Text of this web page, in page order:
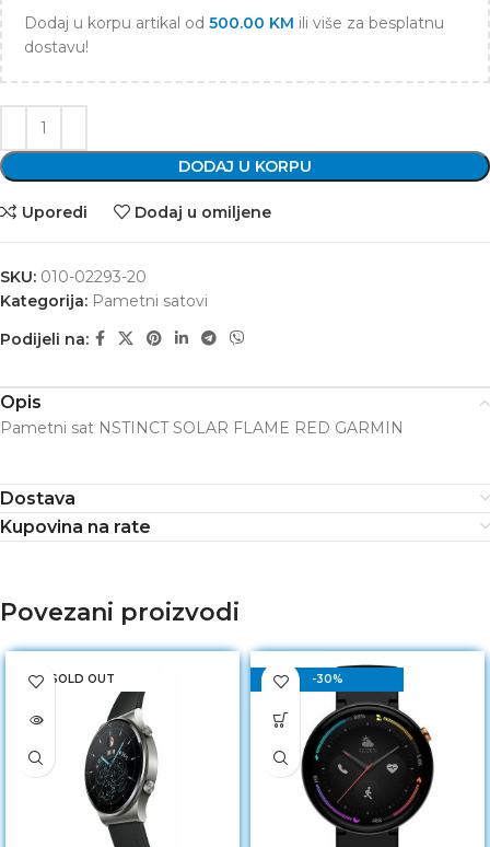
Dodaj u korpu artikal od 500.00 KM ili više za besplatnu
dostavu!
DODAJ U KORPU
Uporedi Dodaj u omiljene
SKU: 010-02293-20
Kategorija: Pametni satovi
Podijeli na:
Opis
Pametni sat NSTINCT SOLAR FLAME RED GARMIN
Dostava
Kupovina na rate
Povezani proizvodi
SOLD OUT -30%